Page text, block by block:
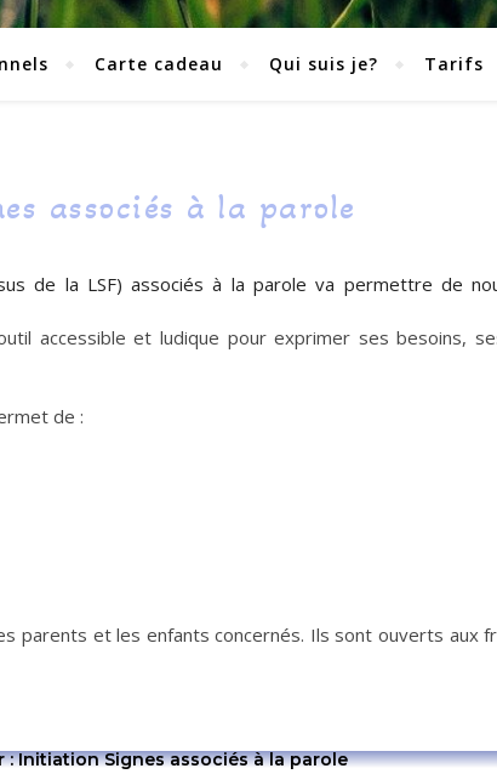
Carte cadeau Qui suis je? Tarifs
associés à la parole
de la LSF) associés à la parole va permettre de
accessible et ludique pour exprimer ses besoins,
de :
parents et les enfants concernés. Ils sont ouverts
: Initiation Signes associés à la parole